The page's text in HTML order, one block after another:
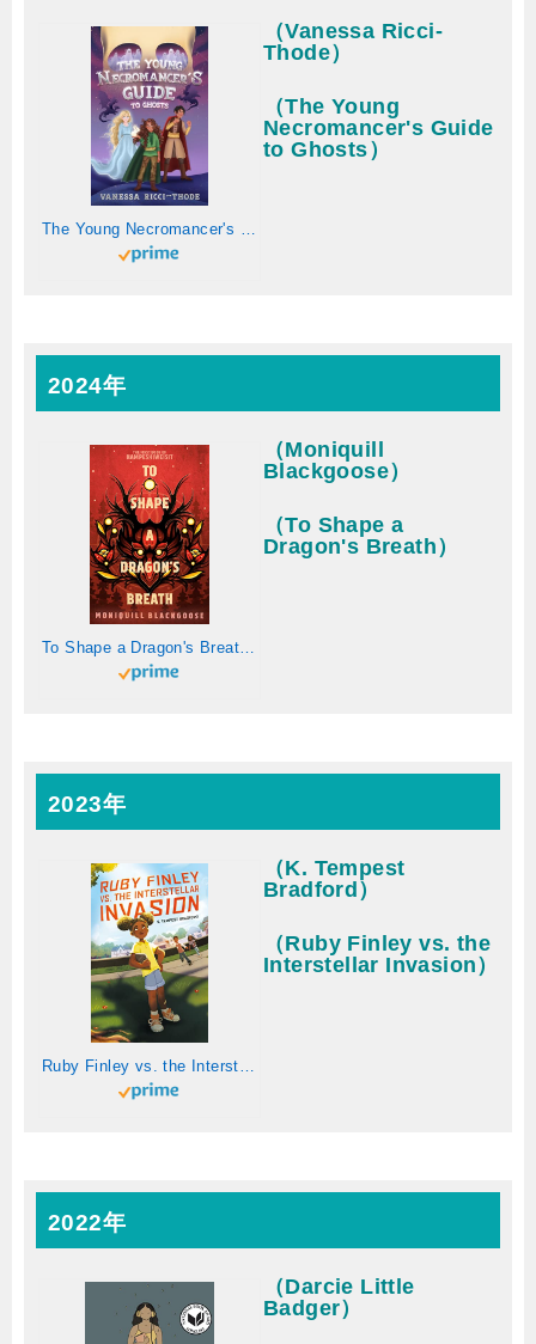
The Young Necromancer's Guide to Ghosts (Fireborn) (English Edition)
（Vanessa Ricci-
Thode）
（The Young
Necromancer's Guide
to Ghosts）
2024年
To Shape a Dragon's Breath: The First Book of Nampeshiweisit (English Edition)
（Moniquill
Blackgoose）
（To Shape a
Dragon's Breath）
2023年
Ruby Finley vs. the Interstellar Invasion (English Edition)
（K. Tempest
Bradford）
（Ruby Finley vs. the
Interstellar Invasion）
2022年
（Darcie Little
Badger）